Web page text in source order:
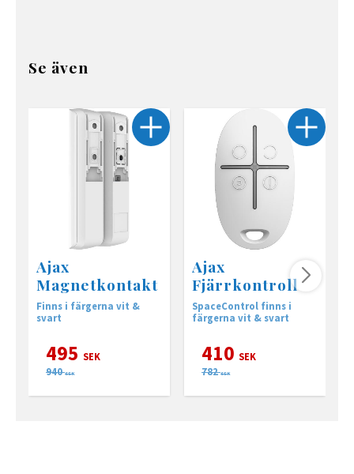
Se även
Ajax
Magnetkontakt
Finns i färgerna vit &
svart
495 SEK
940 SEK
Ajax
Fjärrkontroll
SpaceControl finns i
färgerna vit & svart
410 SEK
782 SEK